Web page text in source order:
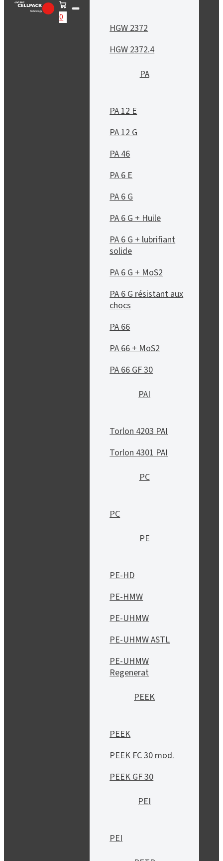
0
HGW 2372
HGW 2372.4
PA
PA 12 E
PA 12 G
PA 46
PA 6 E
PA 6 G
PA 6 G + Huile
PA 6 G + lubrifiant
solide
PA 6 G + MoS2
PA 6 G résistant aux
chocs
PA 66
PA 66 + MoS2
PA 66 GF 30
PAI
Torlon 4203 PAI
Torlon 4301 PAI
PC
PC
PE
PE-HD
PE-HMW
PE-UHMW
PE-UHMW ASTL
PE-UHMW
Regenerat
PEEK
PEEK
PEEK FC 30 mod.
PEEK GF 30
PEI
PEI